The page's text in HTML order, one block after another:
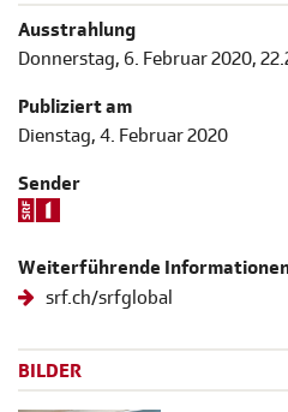
Ausstrahlung
Donnerstag, 6. Februar 2020,
Publiziert am
Dienstag, 4. Februar 2020
Sender
Weiterführende
srf.ch/srfglobal
BILDER